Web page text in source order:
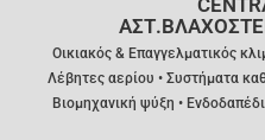
Οικιακός & Επαγγελματικός
Λέβητες αερίου • Συστήματα
Βιομηχανική ψύξη •